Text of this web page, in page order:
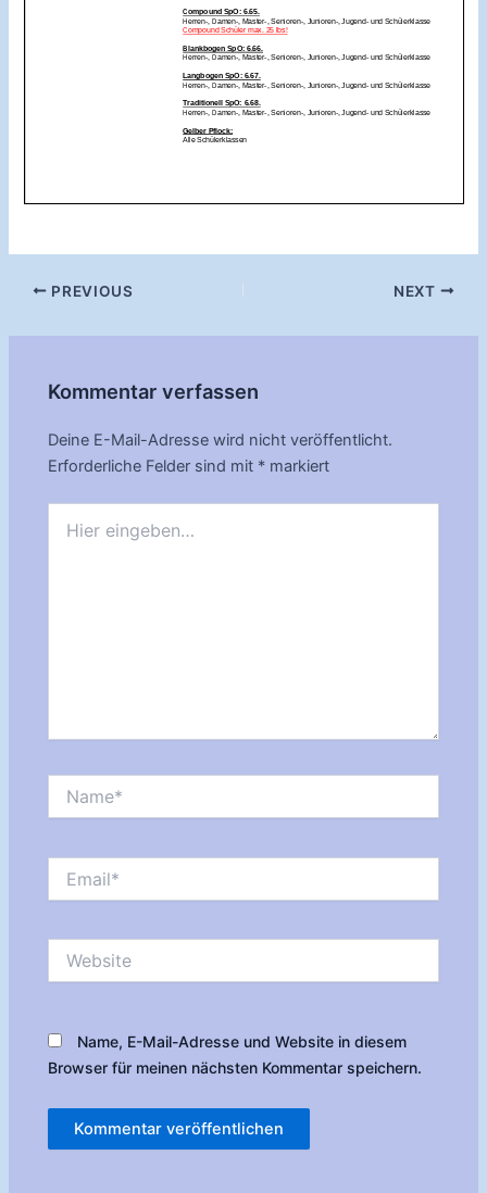
Post
PREVIOUS NEXT
Kommentar verfassen
Deine E-Mail-Adresse wird nicht veröffentlicht.
Erforderliche Felder sind mit * markiert
eingeben…
Name, E-Mail-Adresse und Website in diesem
Browser für meinen nächsten Kommentar speichern.